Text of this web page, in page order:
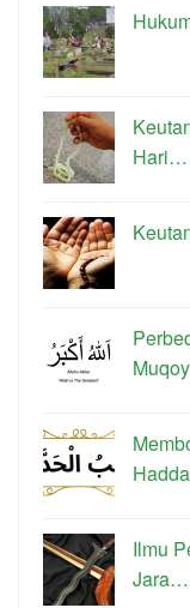
Hari…
Ilmu
Jara…